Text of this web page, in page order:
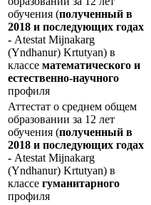
обучения (полученный в
2018 и последующих годах
- Atestat Mijnakarg
(Yndhanur) Krtutyan) в
классе математического и
естественно-научного
профиля
Аттестат о среднем общем
образовании за 12 лет
обучения (полученный в
2018 и последующих годах
- Atestat Mijnakarg
(Yndhanur) Krtutyan) в
классе гуманитарного
профиля